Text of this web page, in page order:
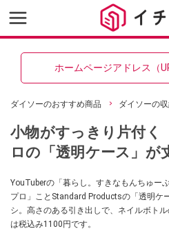
ホームページアドレス（
ダイソーのおすすめ商品 ダイソーの
小物がすっきり片付く
ロの「透明ケース」が
YouTuberの「暮らし。すきなもんちゅー
プロ」ことStandard Productsの「透明ケ
シ。高さのある引き出しで、ネイルボト
は税込み1100円です。